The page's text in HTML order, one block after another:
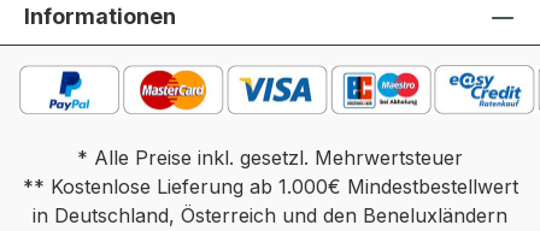
Informationen
* Alle Preise inkl. gesetzl. Mehrwertsteuer
** Kostenlose Lieferung ab 1.000€ Mindestbestellwert
in Deutschland, Österreich und den Beneluxländern